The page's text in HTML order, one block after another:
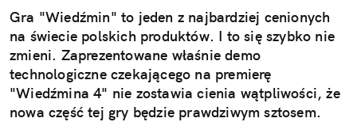
Gra "Wiedźmin" to jeden z najbardziej cenionych
na świecie polskich produktów. I to się szybko nie
zmieni. Zaprezentowane właśnie demo
technologiczne czekającego na premierę
"Wiedźmina 4" nie zostawia cienia wątpliwości, że
nowa część tej gry będzie prawdziwym sztosem.